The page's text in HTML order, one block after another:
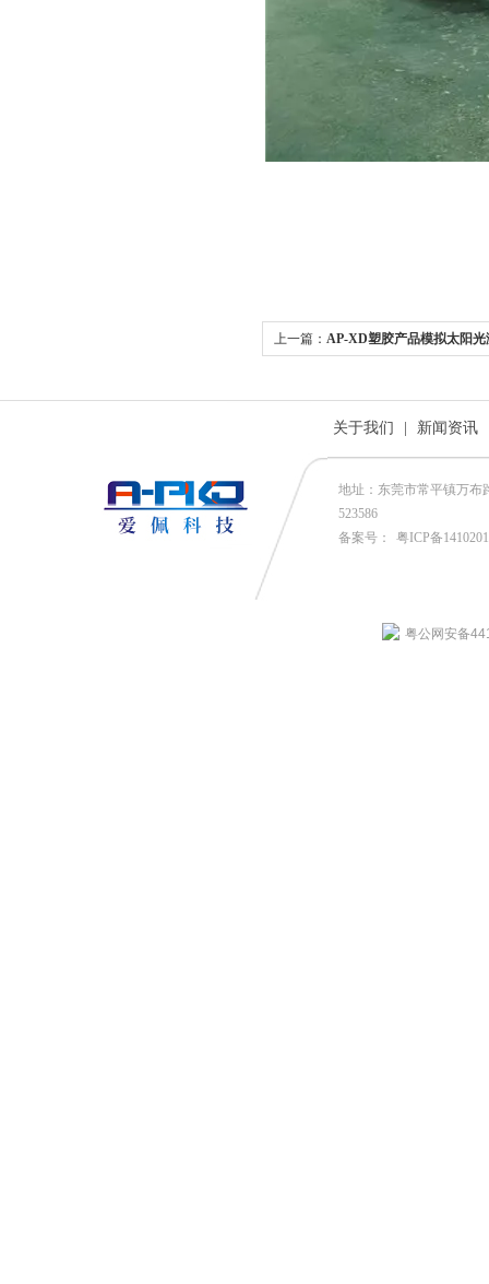
上一篇： AP-XD塑胶产品模拟太阳光
关于我们 新闻资讯
地址：东莞市常平镇万布
523586
备案号：
粤ICP备
粤公网安备